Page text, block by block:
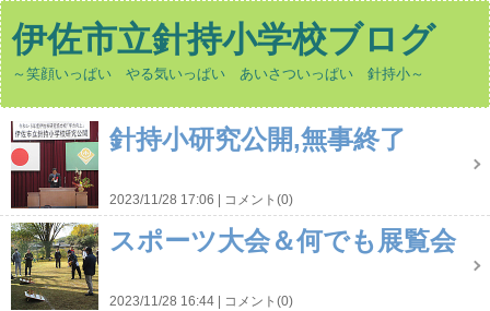
伊佐市立針持小学校ブログ
～笑顔いっぱい やる気いっぱい あいさついっぱい 針持小～
針持小研究公開,無事終了
2023/11/28 17:06 コメント(0)
スポーツ大会＆何でも展覧会
2023/11/28 16:44 コメント(0)